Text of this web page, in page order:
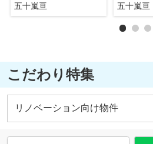
五十嵐亘 五十嵐亘
こだわり特集
リノベーション向け物件